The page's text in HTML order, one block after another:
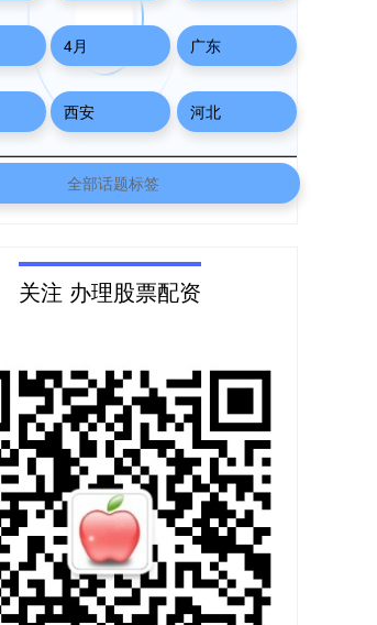
4月 广东
西安 河北
全部话题标签
关注 办理股票配资